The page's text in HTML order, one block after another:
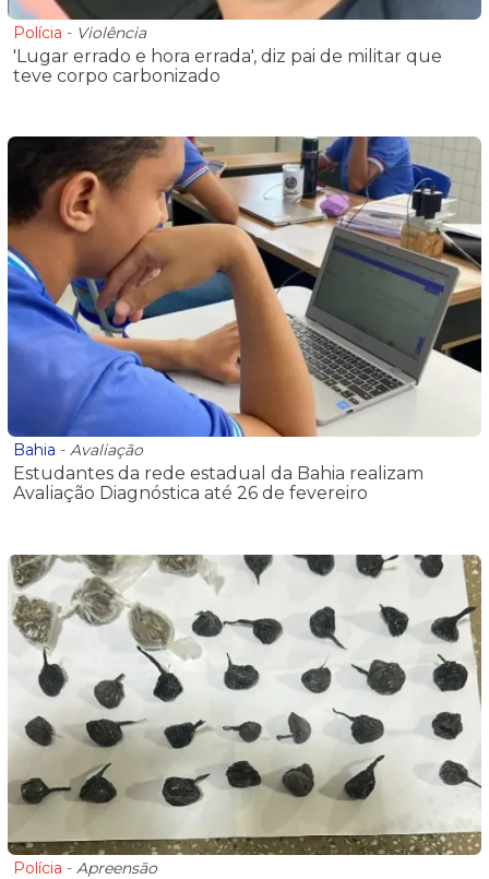
Polícia - Violência
'Lugar errado e hora errada', diz pai de militar que
teve corpo carbonizado
Bahia - Avaliação
Estudantes da rede estadual da Bahia realizam
Avaliação Diagnóstica até 26 de fevereiro
Polícia - Apreensão